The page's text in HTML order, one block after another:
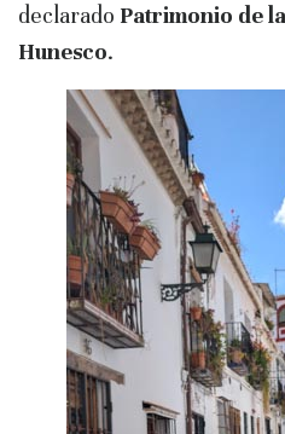
declarado Patrimonio de
Hunesco.